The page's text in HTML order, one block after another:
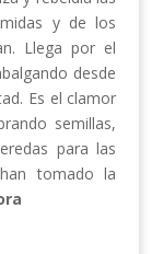
y de los
Llega por el
desde
Es el clamor
semillas,
para las
tomado la